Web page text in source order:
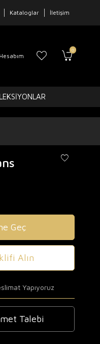
Kataloglar İletişim
Hesabım
0
Geç
Alın
Yapıyoruz
Talebi